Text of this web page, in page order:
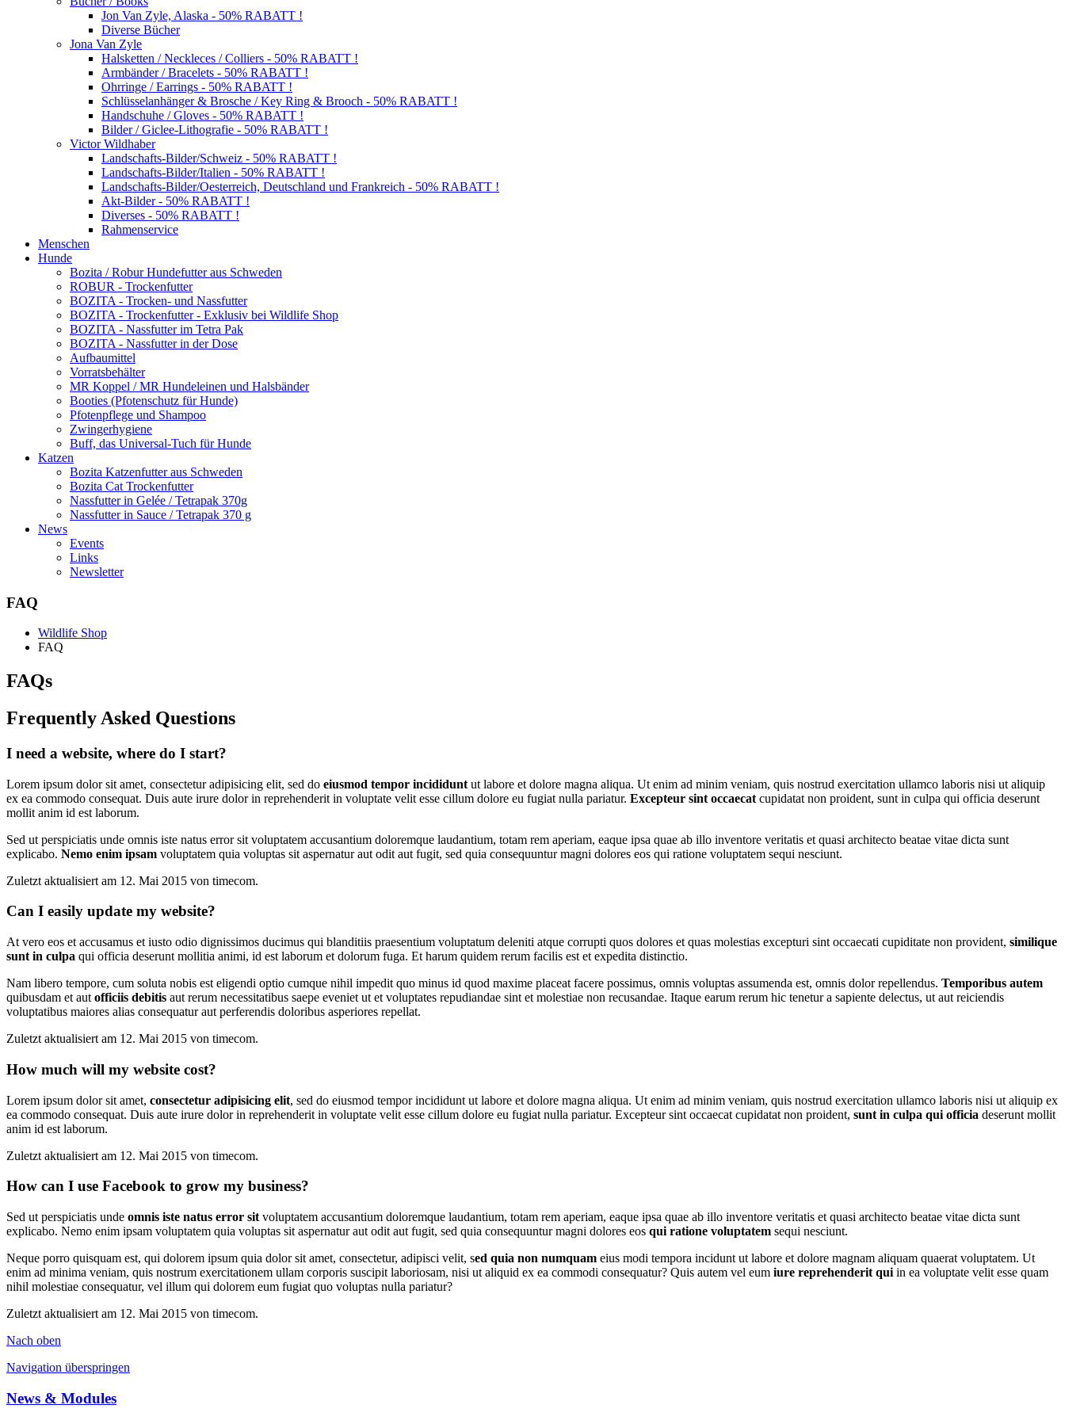
Jon Van Zyle, Alaska - 50% RABATT !
Diverse Bücher
Jona Van Zyle
Halsketten / Neckleces / Colliers - 50% RABATT !
Armbänder / Bracelets - 50% RABATT !
Ohrringe / Earrings - 50% RABATT !
Schlüsselanhänger & Brosche / Key Ring & Brooch - 50% RABATT !
Handschuhe / Gloves - 50% RABATT !
Bilder / Giclee-Lithografie - 50% RABATT !
Victor Wildhaber
Landschafts-Bilder/Schweiz - 50% RABATT !
Landschafts-Bilder/Italien - 50% RABATT !
Landschafts-Bilder/Oesterreich, Deutschland und Frankreich - 50% RABATT !
Akt-Bilder - 50% RABATT !
Diverses - 50% RABATT !
Rahmenservice
Menschen
Hunde
Bozita / Robur Hundefutter aus Schweden
ROBUR - Trockenfutter
BOZITA - Trocken- und Nassfutter
BOZITA - Trockenfutter - Exklusiv bei Wildlife Shop
BOZITA - Nassfutter im Tetra Pak
BOZITA - Nassfutter in der Dose
Aufbaumittel
Vorratsbehälter
MR Koppel / MR Hundeleinen und Halsbänder
Booties (Pfotenschutz für Hunde)
Pfotenpflege und Shampoo
Zwingerhygiene
Buff, das Universal-Tuch für Hunde
Katzen
Bozita Katzenfutter aus Schweden
Bozita Cat Trockenfutter
Nassfutter in Gelée / Tetrapak 370g
Nassfutter in Sauce / Tetrapak 370 g
News
Events
Links
Newsletter
FAQ
Wildlife Shop
FAQ
FAQs
Frequently Asked Questions
I need a website, where do I start?
Lorem ipsum dolor sit amet, consectetur adipisicing elit, sed do eiusmod tempor incididunt ut labore et dolore magna aliqua. Ut enim ad minim veniam, quis nostrud exercitation ullamco laboris nisi ut aliquip
ex ea commodo consequat. Duis aute irure dolor in reprehenderit in voluptate velit esse cillum dolore eu fugiat nulla pariatur. Excepteur sint occaecat cupidatat non proident, sunt in culpa qui officia deserunt
mollit anim id est laborum.
Sed ut perspiciatis unde omnis iste natus error sit voluptatem accusantium doloremque laudantium, totam rem aperiam, eaque ipsa quae ab illo inventore veritatis et quasi architecto beatae vitae dicta sunt
explicabo. Nemo enim ipsam voluptatem quia voluptas sit aspernatur aut odit aut fugit, sed quia consequuntur magni dolores eos qui ratione voluptatem sequi nesciunt.
Zuletzt aktualisiert am 12. Mai 2015 von timecom.
Can I easily update my website?
At vero eos et accusamus et iusto odio dignissimos ducimus qui blanditiis praesentium voluptatum deleniti atque corrupti quos dolores et quas molestias excepturi sint occaecati cupiditate non provident, similique
sunt in culpa qui officia deserunt mollitia animi, id est laborum et dolorum fuga. Et harum quidem rerum facilis est et expedita distinctio.
Nam libero tempore, cum soluta nobis est eligendi optio cumque nihil impedit quo minus id quod maxime placeat facere possimus, omnis voluptas assumenda est, omnis dolor repellendus. Temporibus autem
quibusdam et aut officiis debitis aut rerum necessitatibus saepe eveniet ut et voluptates repudiandae sint et molestiae non recusandae. Itaque earum rerum hic tenetur a sapiente delectus, ut aut reiciendis
voluptatibus maiores alias consequatur aut perferendis doloribus asperiores repellat.
Zuletzt aktualisiert am 12. Mai 2015 von timecom.
How much will my website cost?
Lorem ipsum dolor sit amet, consectetur adipisicing elit, sed do eiusmod tempor incididunt ut labore et dolore magna aliqua. Ut enim ad minim veniam, quis nostrud exercitation ullamco laboris nisi ut aliquip ex
ea commodo consequat. Duis aute irure dolor in reprehenderit in voluptate velit esse cillum dolore eu fugiat nulla pariatur. Excepteur sint occaecat cupidatat non proident, sunt in culpa qui officia deserunt mollit
anim id est laborum.
Zuletzt aktualisiert am 12. Mai 2015 von timecom.
How can I use Facebook to grow my business?
Sed ut perspiciatis unde omnis iste natus error sit voluptatem accusantium doloremque laudantium, totam rem aperiam, eaque ipsa quae ab illo inventore veritatis et quasi architecto beatae vitae dicta sunt
explicabo. Nemo enim ipsam voluptatem quia voluptas sit aspernatur aut odit aut fugit, sed quia consequuntur magni dolores eos qui ratione voluptatem sequi nesciunt.
Neque porro quisquam est, qui dolorem ipsum quia dolor sit amet, consectetur, adipisci velit, sed quia non numquam eius modi tempora incidunt ut labore et dolore magnam aliquam quaerat voluptatem. Ut
enim ad minima veniam, quis nostrum exercitationem ullam corporis suscipit laboriosam, nisi ut aliquid ex ea commodi consequatur? Quis autem vel eum iure reprehenderit qui in ea voluptate velit esse quam
nihil molestiae consequatur, vel illum qui dolorem eum fugiat quo voluptas nulla pariatur?
Zuletzt aktualisiert am 12. Mai 2015 von timecom.
Nach oben
Navigation überspringen
News & Modules